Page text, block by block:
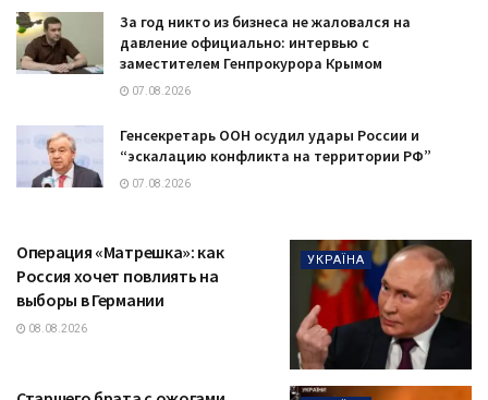
За год никто из бизнеса не жаловался на
давление официально: интервью с
заместителем Генпрокурора Крымом
07.08.2026
Генсекретарь ООН осудил удары России и
“эскалацию конфликта на территории РФ”
07.08.2026
УКРАЇНА
Операция «Матрешка»: как
Россия хочет повлиять на
выборы в Германии
08.08.2026